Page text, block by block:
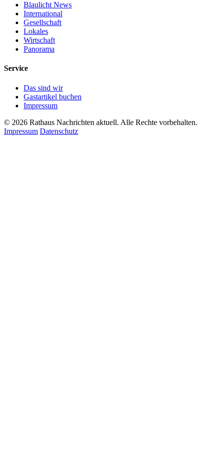
Blaulicht News
International
Gesellschaft
Lokales
Wirtschaft
Panorama
Service
Das sind wir
Gastartikel buchen
Impressum
© 2026 Rathaus Nachrichten aktuell. Alle Rechte vorbehalten.
Impressum Datenschutz